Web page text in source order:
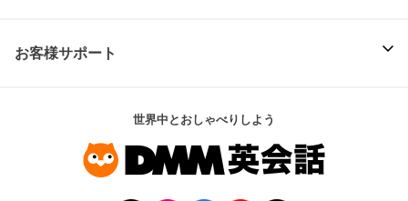
お客様サポート
世界中とおしゃべりしよう